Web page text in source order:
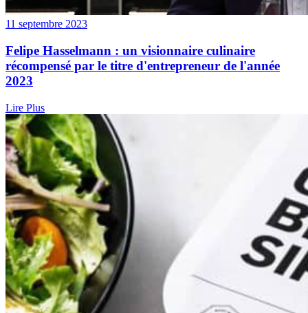
11 septembre 2023
Felipe Hasselmann : un visionnaire culinaire
récompensé par le titre d'entrepreneur de l'année
2023
Lire Plus